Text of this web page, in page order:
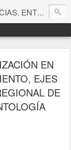
CANAL DE VÍDEOS. GALERÍA DE FOTOGRAFÍAS.
EN
EJES
DE